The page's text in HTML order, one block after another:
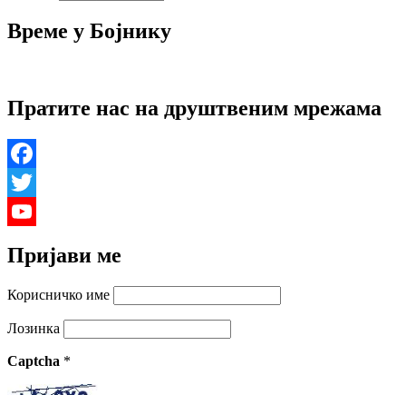
Време у Бојнику
Пратите нас на друштвеним мрежама
Facebook
Twitter
Channel
Пријави ме
Корисничко име
Лозинка
Captcha *